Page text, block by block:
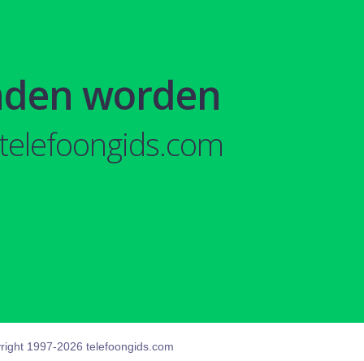
worden
1997-2026 telefoongids.com